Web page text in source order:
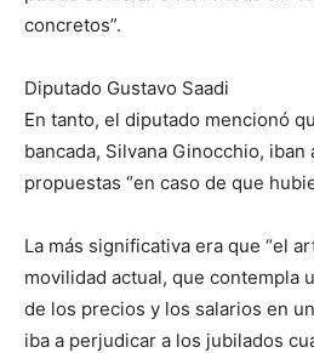
concretos”.
Diputado Gustavo Saadi
En tanto, el diputado mencionó
bancada, Silvana Ginocchio, iban
propuestas “en caso de que
La más significativa era que “el
movilidad actual, que contempla
de los precios y los salarios en
iba a perjudicar a los jubilados